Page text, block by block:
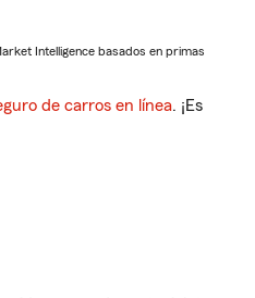
Intelligence basados en primas
de carros en línea. ¡Es